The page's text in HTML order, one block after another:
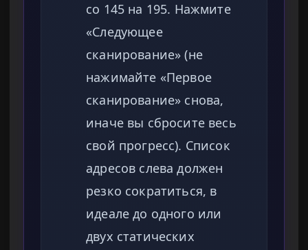
со 145 на 195. Нажмите
«Следующее
сканирование» (не
нажимайте «Первое
сканирование» снова,
иначе вы сбросите весь
свой прогресс). Список
адресов слева должен
резко сократиться, в
идеале до одного или
двух статических